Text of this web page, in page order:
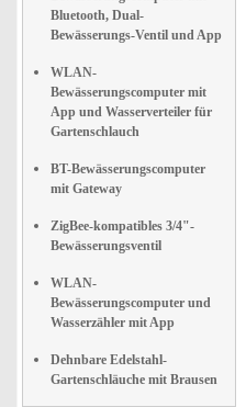
Bluetooth, Dual-
Bewässerungs-Ventil und App
WLAN-
Bewässerungscomputer mit
App und Wasserverteiler für
Gartenschlauch
BT-Bewässerungscomputer
mit Gateway
ZigBee-kompatibles 3/4"-
Bewässerungsventil
WLAN-
Bewässerungscomputer und
Wasserzähler mit App
Dehnbare Edelstahl-
Gartenschläuche mit Brausen